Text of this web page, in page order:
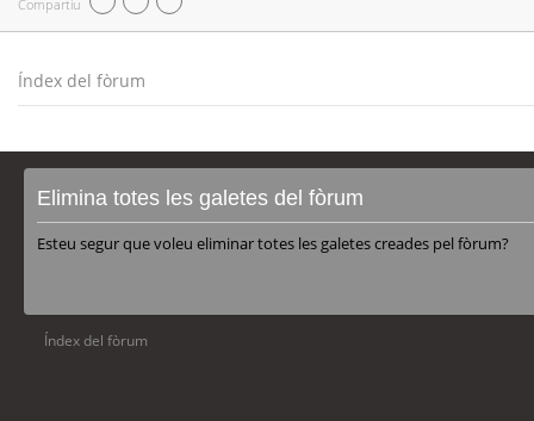
Compartiu
Índex del fòrum
Elimina totes les galetes del fòrum
Esteu segur que voleu eliminar totes les galetes creades pel fòrum?
Índex del fòrum